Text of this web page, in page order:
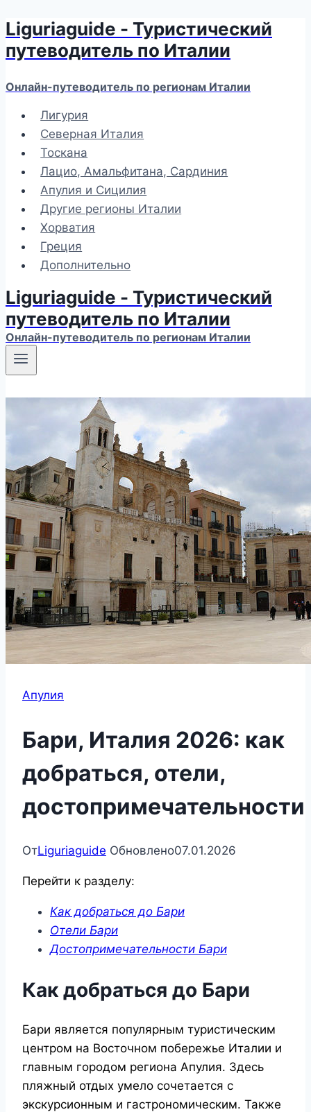
Перейти
к
содержимому
Liguriaguide - Туристический
путеводитель по Италии
Онлайн-путеводитель по регионам Италии
Лигурия
Северная Италия
Тоскана
Лацио, Амальфитана, Сардиния
Апулия и Сицилия
Другие регионы Италии
Хорватия
Греция
Дополнительно
Liguriaguide - Туристический
путеводитель по Италии
Онлайн-путеводитель по регионам Италии
Апулия
Бари, Италия 2026: как
добраться, отели,
достопримечательности
ОтLiguriaguide Обновлено07.01.2026
Перейти к разделу:
Как добраться до Бари
Отели Бари
Достопримечательности Бари
Как добраться до Бари
Бари является популярным туристическим
центром на Восточном побережье Италии и
главным городом региона Апулия. Здесь
пляжный отдых умело сочетается с
экскурсионным и гастрономическим. Также